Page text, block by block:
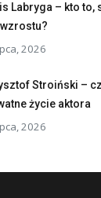
Labryga – kto
wzrostu?
2026
Stroiński –
życie aktora
2026